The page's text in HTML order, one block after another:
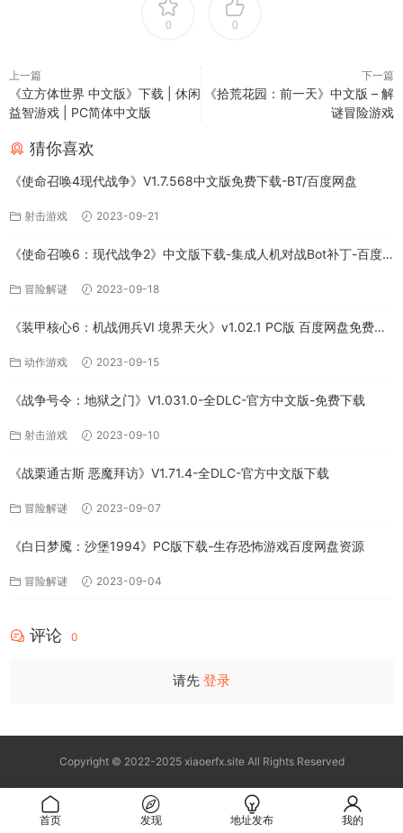
0 0
上一篇
《立方体世界 中文版》下载 | 休闲
益智游戏 | PC简体中文版
下一篇
《拾荒花园：前一天》中文版 – 解
谜冒险游戏
猜你喜欢
《使命召唤4现代战争》V1.7.568中文版免费下载-BT/百度网盘
射击游戏 2023-09-21
《使命召唤6：现代战争2》中文版下载-集成人机对战Bot补丁-百度
冒险解谜 2023-09-18
《装甲核心6：机战佣兵VI 境界天火》v1.02.1 PC版 百度网盘免费下
动作游戏 2023-09-15
《战争号令：地狱之门》V1.031.0-全DLC-官方中文版-免费下载
射击游戏 2023-09-10
《战栗通古斯 恶魔拜访》V1.71.4-全DLC-官方中文版下载
冒险解谜 2023-09-07
《白日梦魇：沙堡1994》PC版下载-生存恐怖游戏百度网盘资源
冒险解谜 2023-09-04
评论 0
请先 登录
Copyright © 2022-2025 xiaoerfx.site All Rights Reserved
首页 发现 地址发布 我的